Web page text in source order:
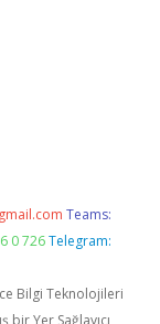
Teams:
0 726 Telegram:
Bilgi Teknolojileri
bir Yer Sağlayıcı